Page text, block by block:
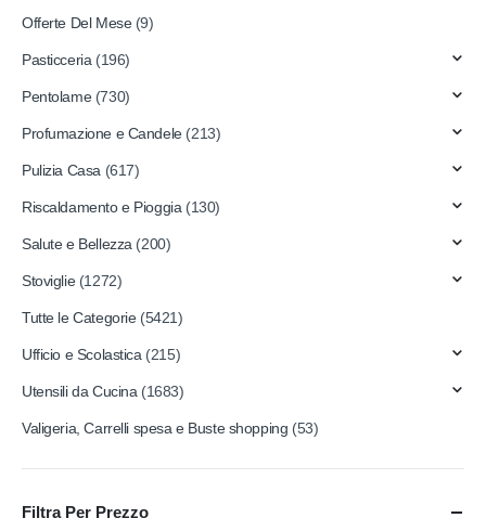
Offerte Del Mese (9)
Pasticceria (196)
Pentolame (730)
Profumazione e Candele (213)
Pulizia Casa (617)
Riscaldamento e Pioggia (130)
Salute e Bellezza (200)
Stoviglie (1272)
Tutte le Categorie (5421)
Ufficio e Scolastica (215)
Utensili da Cucina (1683)
Valigeria, Carrelli spesa e Buste shopping (53)
Filtra Per Prezzo